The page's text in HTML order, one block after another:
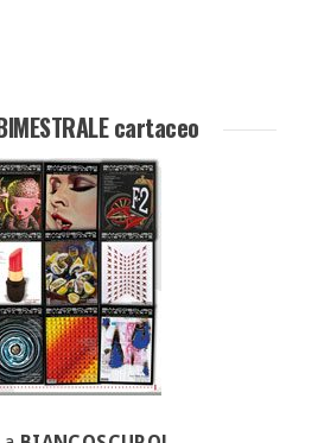
cartaceo